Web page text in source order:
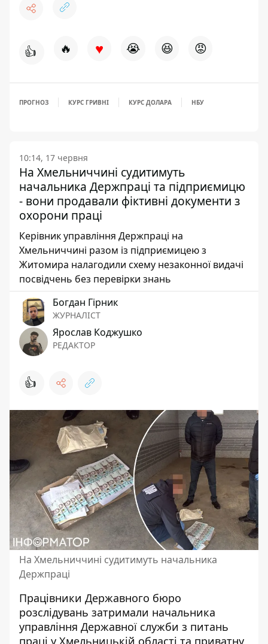
👍 🔥 ♥ 😭 😆 😡
ПРОГНОЗ КУРС ГРИВНІ КУРС ДОЛАРА НБУ
10:14, 17 червня
На Хмельниччині судитимуть
начальника Держпраці та підприємицю
- вони продавали фіктивні документи з
охорони праці
Керівник управління Держпраці на
Хмельниччині разом із підприємицею з
Житомира налагодили схему незаконної видачі
посвідчень без перевірки знань
Богдан Гірник
ЖУРНАЛІСТ
Ярослав Коджушко
РЕДАКТОР
👍
На Хмельниччині судитимуть начальника
Держпраці
Працівники Державного бюро
розслідувань затримали начальника
управління Державної служби з питань
праці у Хмельницькій області та приватну